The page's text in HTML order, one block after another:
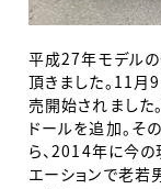
平成27年モデルの
頂きました。11
売開始されました
ドールを追加。そ
ら、2014年に今
エーションで老若